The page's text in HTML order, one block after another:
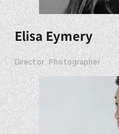
Elisa Eymery
Director Photographer